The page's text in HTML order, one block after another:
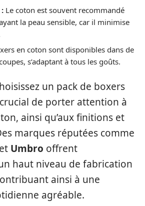
Le coton est souvent recommandé
la peau sensible, car il minimise
en coton sont disponibles dans de
s’adaptant à tous les goûts.
un pack de boxers
de porter attention à
ainsi qu’aux finitions et
marques réputées comme
Umbro offrent
haut niveau de fabrication
ainsi à une
agréable.